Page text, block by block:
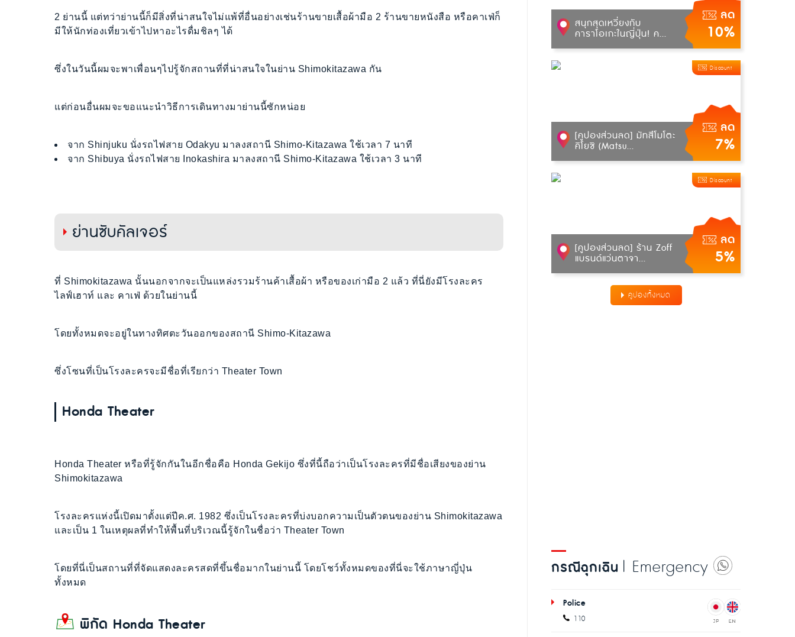
2 ย่านนี้ แต่ทว่าย่านนี้ก็มีสิ่งที่น่าสนใจไม่แพ้ที่อื่นอย่างเช่นร้านขายเสื้อผ้ามือ 2 ร้านขายหนังสือ หรือคาเฟ่ก็
มีให้นักท่องเที่ยวเข้าไปหาอะไรดื่มชิลๆ ได้
ซึ่งในวันนี้ผมจะพาเพื่อนๆไปรู้จักสถานที่ที่น่าสนใจในย่าน Shimokitazawa กัน
แต่ก่อนอื่นผมจะขอแนะนำวิธีการเดินทางมาย่านนี้ซักหน่อย
จาก Shinjuku นั่งรถไฟสาย Odakyu มาลงสถานี Shimo-Kitazawa ใช้เวลา 7 นาที
จาก Shibuya นั่งรถไฟสาย Inokashira มาลงสถานี Shimo-Kitazawa ใช้เวลา 3 นาที
ย่านซับคัลเจอร์
ที่ Shimokitazawa นั้นนอกจากจะเป็นแหล่งรวมร้านค้าเสื้อผ้า หรือของเก่ามือ 2 แล้ว ที่นี่ยังมีโรงละคร
ไลฟ์เฮาท์ และ คาเฟ่ ด้วยในย่านนี้
โดยทั้งหมดจะอยู่ในทางทิศตะวันออกของสถานี Shimo-Kitazawa
ซึ่งโซนที่เป็นโรงละครจะมีชื่อที่เรียกว่า Theater Town
Honda Theater
Honda Theater หรือที่รู้จักกันในอีกชื่อคือ Honda Gekijo ซึ่งที่นี้ถือว่าเป็นโรงละครที่มีชื่อเสียงของย่าน
Shimokitazawa
โรงละครแห่งนี้เปิดมาตั้งแต่ปีค.ศ. 1982 ซึ่งเป็นโรงละครที่บ่งบอกความเป็นตัวตนของย่าน Shimokitazawa
และเป็น 1 ในเหตุผลที่ทำให้พื้นที่บริเวณนี้รู้จักในชื่อว่า Theater Town
โดยที่นี่เป็นสถานที่ที่จัดแสดงละครสดที่ขึ้นชื่อมากในย่านนี้ โดยโชว์ทั้งหมดของที่นี่จะใช้ภาษาญี่ปุ่น
ทั้งหมด
พิกัด Honda Theater
ลด
10%
สนุกสุดเหวี่ยงกับ
คาราโอเกะในญี่ปุ่น! ค...
ลด
7%
Discount
[คูปองส่วนลด] มัทสึโมโตะ
คิโยชิ (Matsu...
ลด
5%
Discount
[คูปองส่วนลด] ร้าน Zoff
แบรนด์แว่นตาจา...
คูปองทั้งหมด
กรณีฉุกเฉิน | Emergency
Police
110